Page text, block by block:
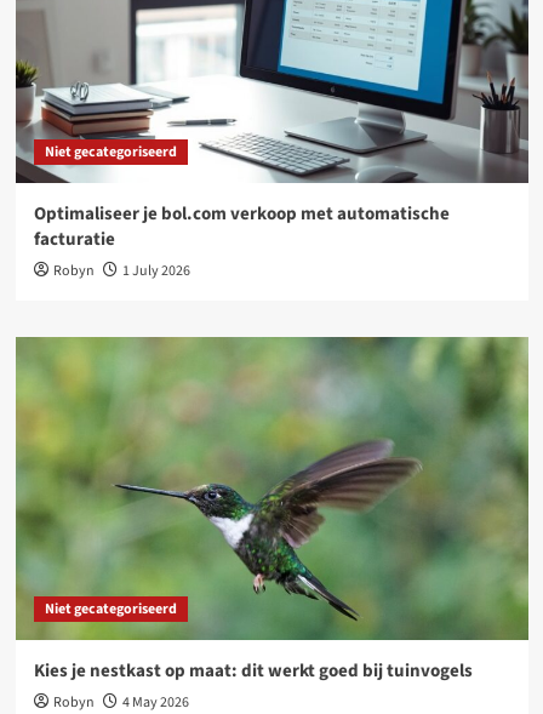
Niet gecategoriseerd
Optimaliseer je bol.com verkoop met automatische
facturatie
Robyn 1 July 2026
Niet gecategoriseerd
Kies je nestkast op maat: dit werkt goed bij tuinvogels
Robyn 4 May 2026